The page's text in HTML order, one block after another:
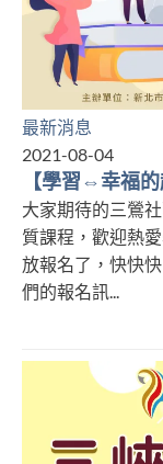
最新消息
2021-08-04
【學習⇔幸福的
大家期待的三鶯
質課程，歡迎熱
放報名了，快快
們的報名訊...